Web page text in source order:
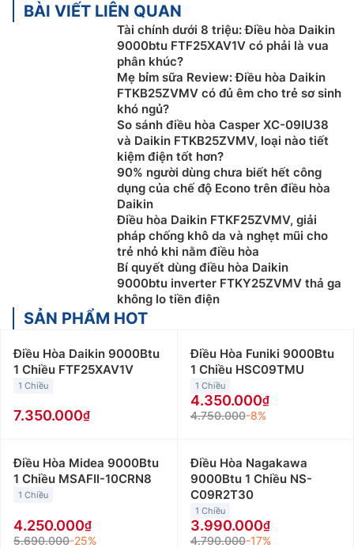
BÀI VIẾT LIÊN QUAN
Tài chính dưới 8 triệu: Điều hòa Daikin
9000btu FTF25XAV1V có phải là vua
phân khúc?
Mẹ bỉm sữa Review: Điều hòa Daikin
FTKB25ZVMV có đủ êm cho trẻ sơ sinh
khó ngủ?
So sánh điều hòa Casper XC-09IU38
và Daikin FTKB25ZVMV, loại nào tiết
kiệm điện tốt hơn?
90% người dùng chưa biết hết công
dụng của chế độ Econo trên điều hòa
Daikin
Điều hòa Daikin FTKF25ZVMV, giải
pháp chống khô da và nghẹt mũi cho
trẻ nhỏ khi nằm điều hòa
Bí quyết dùng điều hòa Daikin
9000btu inverter FTKY25ZVMV thả ga
không lo tiền điện
SẢN PHẨM HOT
Điều Hòa Daikin 9000Btu
1 Chiều FTF25XAV1V
1 Chiều
7.350.000
Điều Hòa Funiki 9000Btu
1 Chiều HSC09TMU
1 Chiều
4.350.000
4.750.000-8%
Điều Hòa Midea 9000Btu
1 Chiều MSAFII-10CRN8
1 Chiều
4.250.000
5.690.000-25%
Điều Hòa Nagakawa
9000Btu 1 Chiều NS-
C09R2T30
1 Chiều
3.990.000
4.790.000-17%